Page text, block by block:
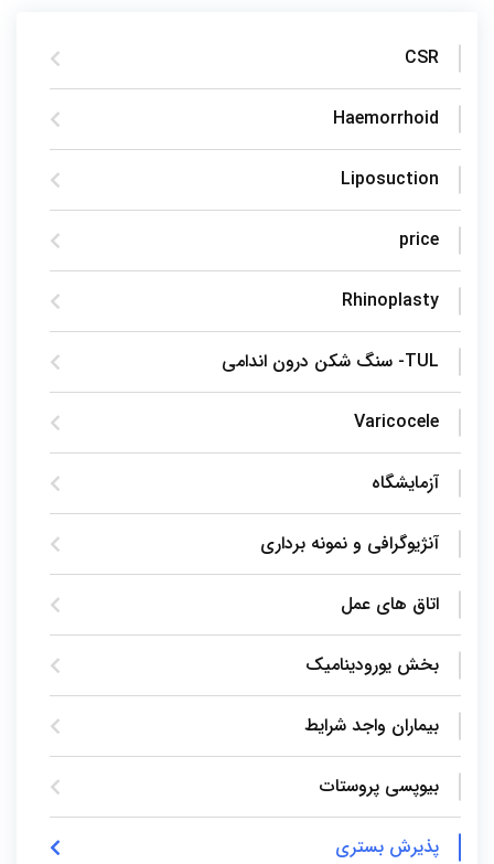
CSR
Haemorrhoid
Liposuction
price
Rhinoplasty
TUL- سنگ شکن درون اندامی
Varicocele
آزمایشگاه
آنژیوگرافی و نمونه برداری
اتاق های عمل
بخش یورودینامیک
بیماران واجد شرایط
بیوپسی پروستات
پذیرش بستری